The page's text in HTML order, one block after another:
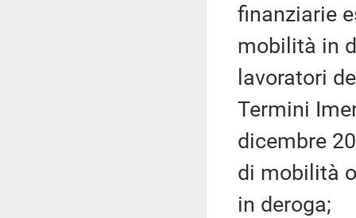
finanziarie
mobilità in
lavoratori
Termini
dicembre
di mobilità
in deroga;